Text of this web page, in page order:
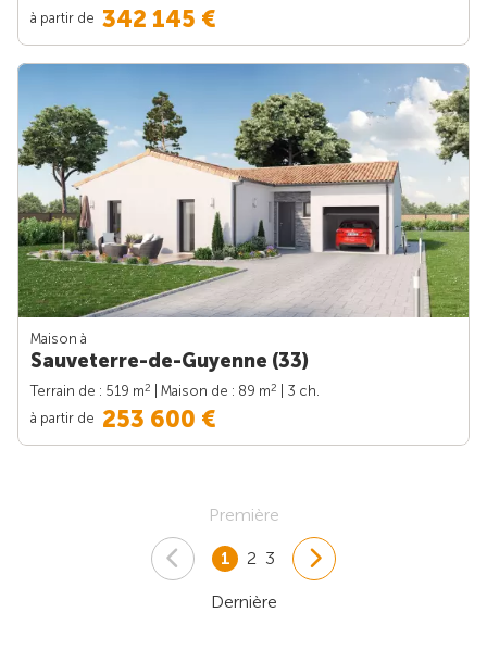
à partir de 342 145 €
Maison à
Sauveterre-de-Guyenne (33)
Terrain de : 519 m2 | Maison de : 89 m2
| 3 ch.
à partir de 253 600 €
Première
1 2 3
Dernière